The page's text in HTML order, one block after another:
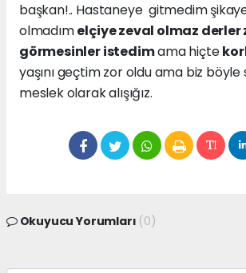
başkan!.. Hastaneye gitmedim
olmadımelçiye zeval olmaz derler
görmesinler istedimama hiçte
yaşını geçtim zor oldu ama biz
meslek olarak alışığız.
Okuyucu Yorumları (0)